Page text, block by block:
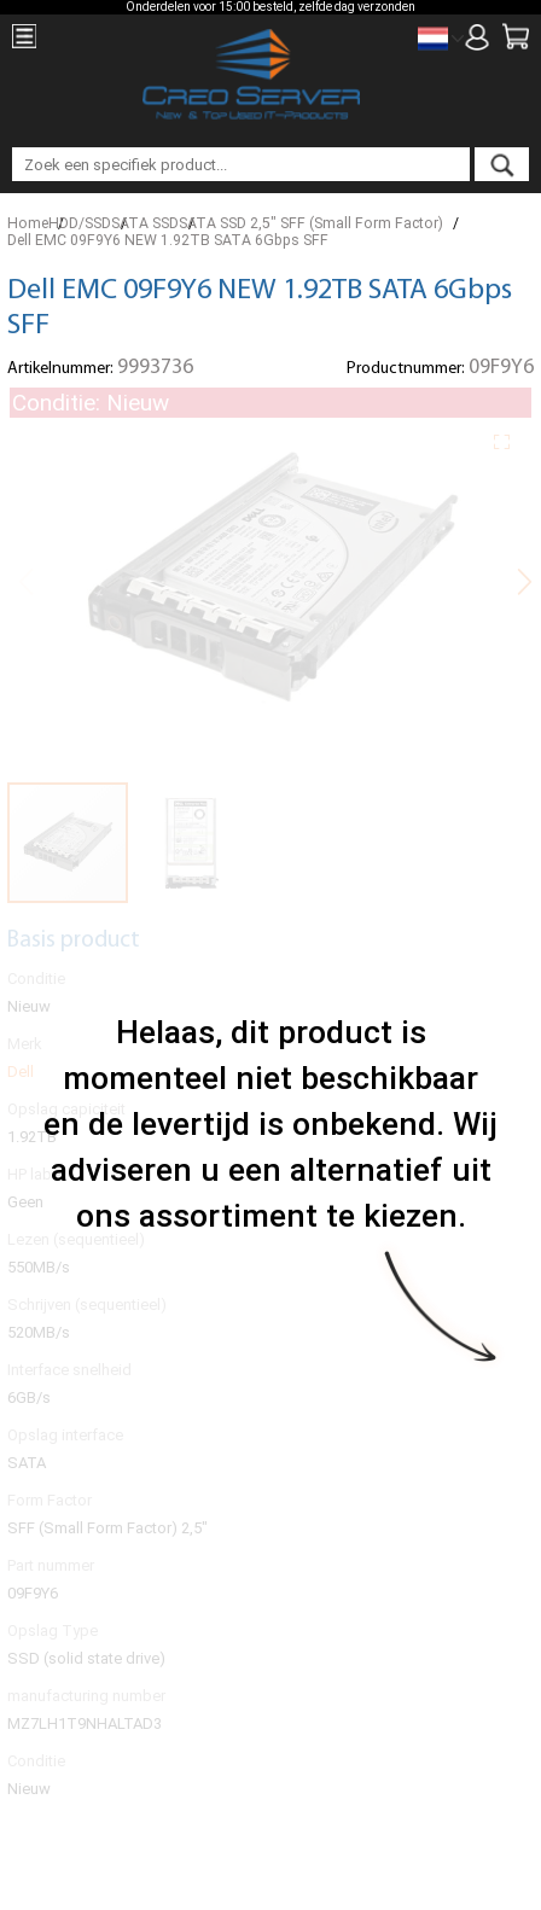
Onderdelen voor 15:00 besteld, zelfde dag verzonden
HomeHDD/SSDSATA SSDSATA SSD 2,5" SFF (Small Form Factor)
Dell EMC 09F9Y6 NEW 1.92TB SATA 6Gbps SFF
Dell EMC 09F9Y6 NEW 1.92TB SATA 6Gbps
SFF
Artikelnummer: 9993736 Productnummer: 09F9Y6
Conditie: Nieuw
Basis product
Nieuw
Dell
Opslag capiciteit
1.92TB
HP label
Geen
550MB/s
520MB/s
6GB/s
SATA
SFF (Small Form Factor) 2,5"
09F9Y6
SSD (solid state drive)
MZ7LH1T9NHALTAD3
Nieuw
Helaas, dit product is
momenteel niet beschikbaar
en de levertijd is onbekend. Wij
adviseren u een alternatief uit
ons assortiment te kiezen.